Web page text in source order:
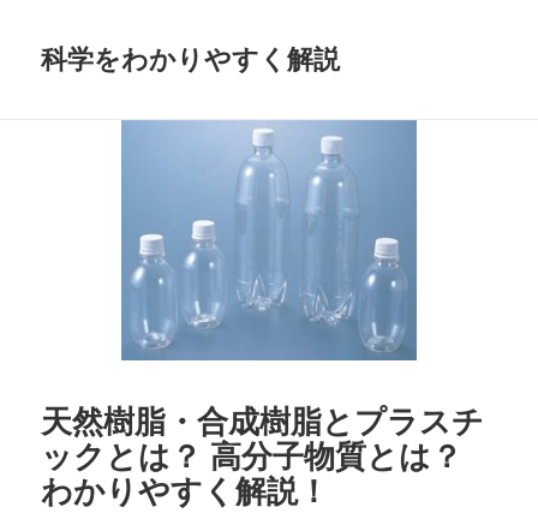
科学をわかりやすく解説
天然樹脂・合成樹脂とプラスチ
ックとは？ 高分子物質とは？
わかりやすく解説！